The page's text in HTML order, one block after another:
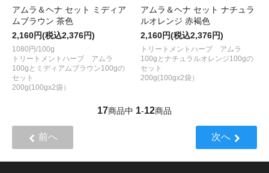
アムラ＆ヘナ セット ミディア
ムブラウン 茶色
2,160円(税込2,376円)
1080円/100g
トリートメントハーブ アムラ
100gとミディアムブラウン100gの
セット
200g(100gx2袋）
アムラ＆ヘナ セット ナチュラ
ルオレンジ 赤褐色
2,160円(税込2,376円)
トリートメントハーブ アムラ
100gとナチュラルオレンジ100gの
セット
200g(100gx2袋）
17商品中 1-12商品
前へ 次へ